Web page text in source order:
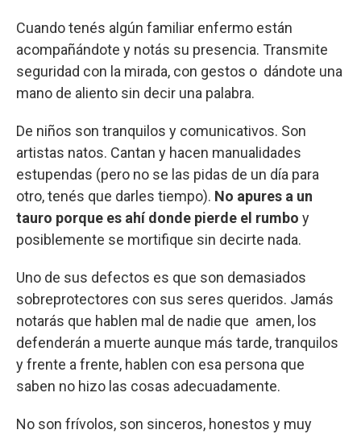
Cuando tenés algún familiar enfermo están
acompañándote y notás su presencia. Transmite
seguridad con la mirada, con gestos o dándote una
mano de aliento sin decir una palabra.
De niños son tranquilos y comunicativos. Son
artistas natos. Cantan y hacen manualidades
estupendas (pero no se las pidas de un día para
otro, tenés que darles tiempo). No apures a un
tauro porque es ahí donde pierde el rumbo y
posiblemente se mortifique sin decirte nada.
Uno de sus defectos es que son demasiados
sobreprotectores con sus seres queridos. Jamás
notarás que hablen mal de nadie que amen, los
defenderán a muerte aunque más tarde, tranquilos
y frente a frente, hablen con esa persona que
saben no hizo las cosas adecuadamente.
No son frívolos, son sinceros, honestos y muy